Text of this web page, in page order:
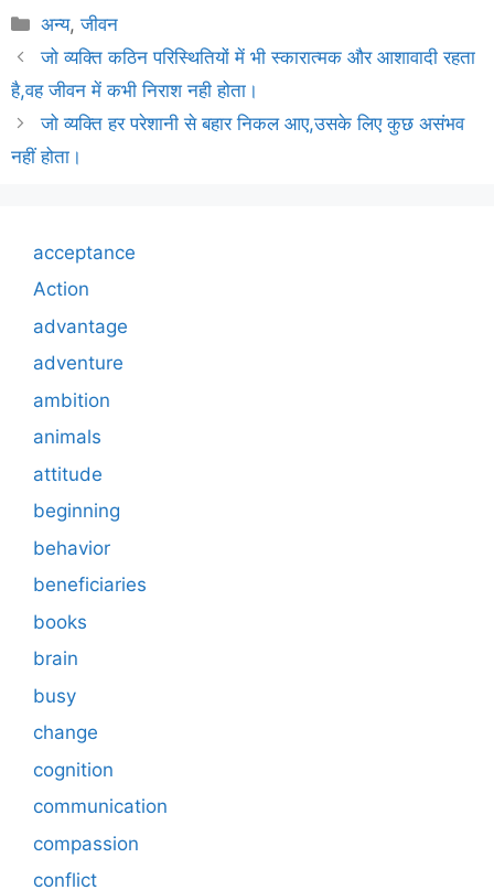
Categories
अन्य,जीवन
जो व्यक्ति कठिन परिस्थितियों में भी स्कारात्मक और आशावादी रहता
है,वह जीवन में कभी निराश नही होता।
जो व्यक्ति हर परेशानी से बहार निकल आए,उसके लिए कुछ असंभव
नहीं होता।
acceptance
Action
advantage
adventure
ambition
animals
attitude
beginning
behavior
beneficiaries
books
brain
busy
change
cognition
communication
compassion
conflict